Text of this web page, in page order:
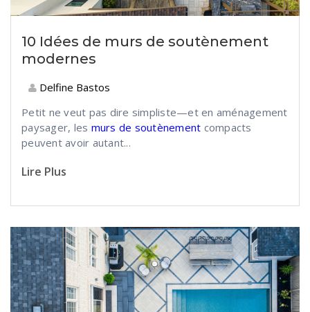
10 Idées de murs de soutènement
modernes
Delfine Bastos
Petit ne veut pas dire simpliste—et en aménagement
paysager, les murs de soutènement compacts
peuvent avoir autant...
Lire Plus